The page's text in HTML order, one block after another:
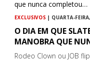
EXCLUSIVOS | QUARTA-
O DIA EM QUE
MANOBRA QUE
Rodeo Clown ou JOB